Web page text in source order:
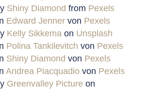
Shiny Diamond from Pexels
Edward Jennervon Pexels
Kelly Sikkemaon Unsplash
Polina Tankilevitch von Pexels
Shiny Diamond von Pexels
Andrea Piacquadiovon Pexels
Greenvalley Picture on